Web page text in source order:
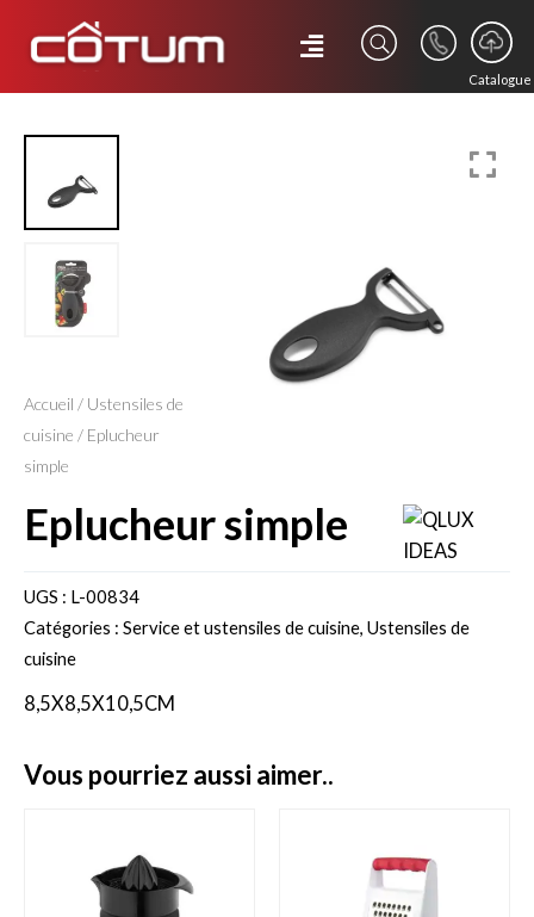
Catalogue
Accueil / Ustensiles de
cuisine / Eplucheur
simple
eplucheur simple
UGS : L-00834
Catégories : Service et ustensiles de cuisine, Ustensiles de
cuisine
8,5X8,5X10,5CM
vous pourriez aussi aimer..